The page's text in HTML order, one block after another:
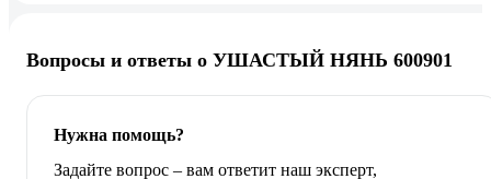
Вопросы и ответы о УШАСТЫЙ НЯНЬ 600901
Нужна помощь?
Задайте вопрос – вам ответит наш эксперт,